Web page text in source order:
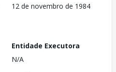
12 de novembro de 1984
Entidade Executora
N/A